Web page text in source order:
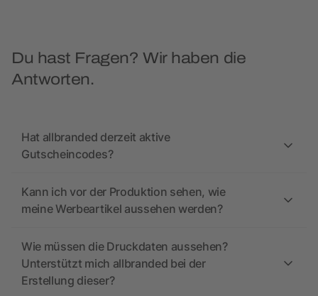
Du hast Fragen? Wir haben die
Antworten.
Hat allbranded derzeit aktive
Gutscheincodes?
Kann ich vor der Produktion sehen, wie
meine Werbeartikel aussehen werden?
Wie müssen die Druckdaten aussehen?
Unterstützt mich allbranded bei der
Erstellung dieser?